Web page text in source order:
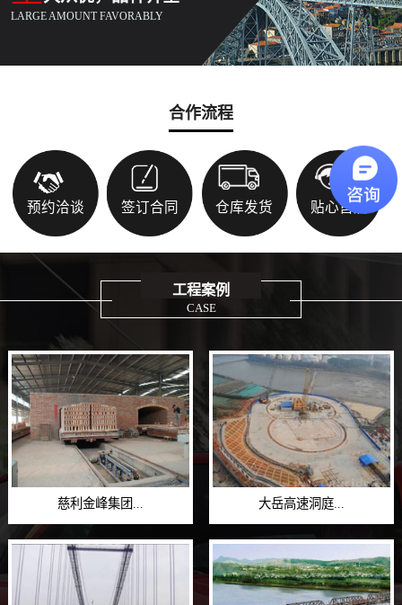
LARGE AMOUNT FAVORABLY
合作流程
预约洽谈 签订合同 仓库发货 贴心售后
工程案例
CASE
慈利金峰集团... 大岳高速洞庭...